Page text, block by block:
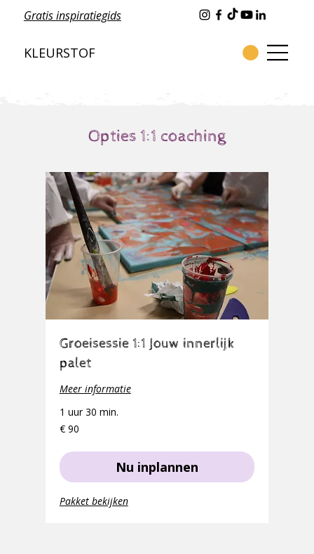
Gratis inspiratiegids
KLEURSTOF
Opties 1:1 coaching
Groeisessie 1:1 Jouw innerlijk
palet
Meer informatie
1 uur 30 min.
90
euro
€ 90
Nu inplannen
Pakket bekijken